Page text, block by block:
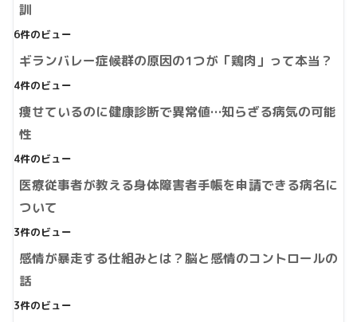
訓
6件のビュー
ギランバレー症候群の原因の1つが「鶏肉」って本当？
4件のビュー
痩せているのに健康診断で異常値…知らざる病気の可能
性
4件のビュー
医療従事者が教える身体障害者手帳を申請できる病名に
ついて
3件のビュー
感情が暴走する仕組みとは？脳と感情のコントロールの
話
3件のビュー